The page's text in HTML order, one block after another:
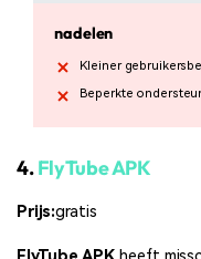
nadelen
Kleiner
Beperkte
4.FlyTube APK
Prijs:gratis